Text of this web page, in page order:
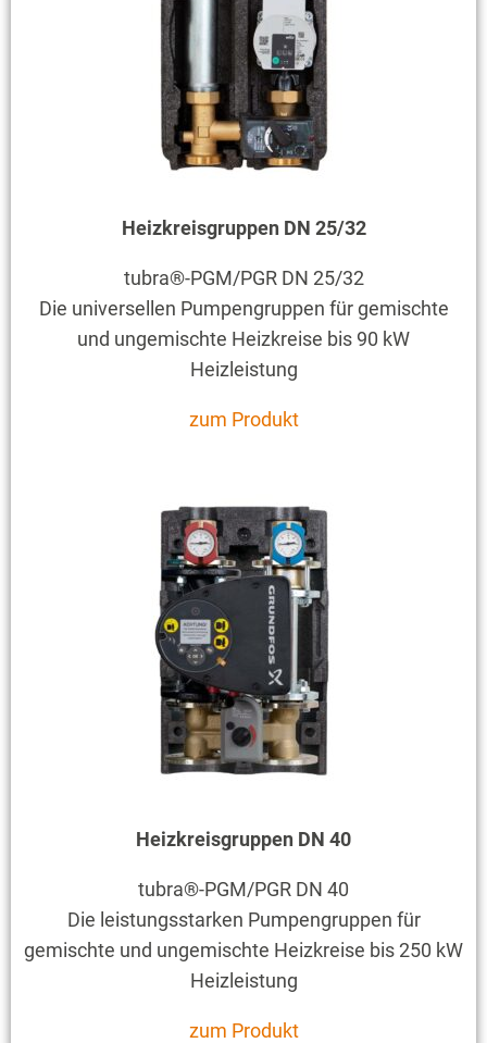
Heizkreisgruppen DN 25/32
tubra®-PGM/PGR DN 25/32
Die universellen Pumpengruppen für gemischte
und ungemischte Heizkreise bis 90 kW
Heizleistung
zum Produkt
Heizkreisgruppen DN 40
tubra®-PGM/PGR DN 40
Die leistungsstarken Pumpengruppen für
gemischte und ungemischte Heizkreise bis 250 kW
Heizleistung
zum Produkt